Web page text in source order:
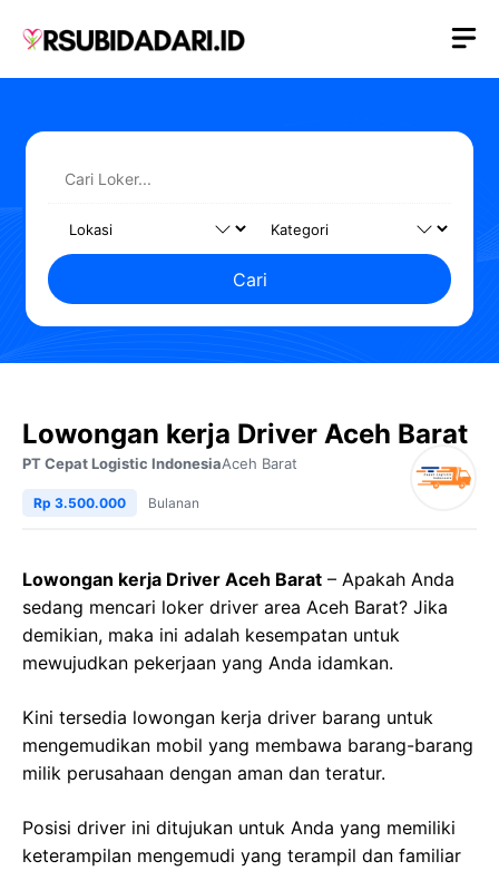
Cari
Lowongan kerja Driver Aceh Barat
PT Cepat Logistic IndonesiaAceh Barat
Rp 3.500.000 Bulanan
Lowongan kerja Driver Aceh Barat – Apakah Anda
sedang mencari loker driver area Aceh Barat? Jika
demikian, maka ini adalah kesempatan untuk
mewujudkan pekerjaan yang Anda idamkan.
Kini tersedia lowongan kerja driver barang untuk
mengemudikan mobil yang membawa barang-barang
milik perusahaan dengan aman dan teratur.
Posisi driver ini ditujukan untuk Anda yang memiliki
keterampilan mengemudi yang terampil dan familiar